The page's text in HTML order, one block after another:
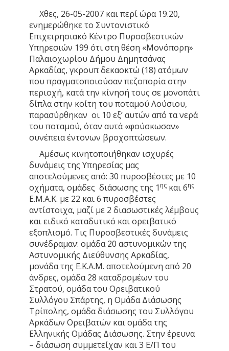
Χθες, 26-05-2007 και περί ώρα 19.20,
ενημερώθηκε το Συντονιστικό
Επιχειρησιακό Κέντρο Πυροσβεστικών
Υπηρεσιών 199 ότι στη θέση «Μονόπορη»
Παλαιοχωρίου Δήμου Δημητσάνας
Αρκαδίας, γκρουπ δεκαοκτώ (18) ατόμων
που πραγματοποιούσαν πεζοπορία στην
περιοχή, κατά την κίνησή τους σε μονοπάτι
δίπλα στην κοίτη του ποταμού Λούσιου,
παρασύρθηκαν οι 10 εξ’ αυτών από τα νερά
του ποταμού, όταν αυτά «φούσκωσαν»
συνέπεια έντονων βροχοπτώσεων.
Αμέσως κινητοποιήθηκαν ισχυρές
δυνάμεις της Υπηρεσίας μας
αποτελούμενες από: 30 πυροσβέστες με 10
οχήματα, ομάδες διάσωσης της 1 ης και 6ης
Ε.Μ.Α.Κ. με 22 και 6 πυροσβέστες
αντίστοιχα, μαζί με 2 διασωστικές λέμβους
και ειδικό καταδυτικό και ορειβατικό
εξοπλισμό. Τις Πυροσβεστικές δυνάμεις
συνέδραμαν: ομάδα 20 αστυνομικών της
Αστυνομικής Διεύθυνσης Αρκαδίας,
μονάδα της Ε.Κ.Α.Μ. αποτελούμενη από 20
άνδρες, ομάδα 28 καταδρομέων του
Στρατού, ομάδα του Ορειβατικού
Συλλόγου Σπάρτης, η Ομάδα Διάσωσης
Τρίπολης, ομάδα διάσωσης του Συλλόγου
Αρκάδων Ορειβατών και ομάδα της
Ελληνικής Ομάδας Διάσωσης. Στην έρευνα
– διάσωση συμμετείχαν και 3 Ε/Π του